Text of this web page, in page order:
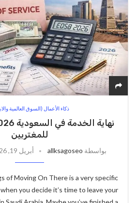
ذكاء الأعمال (السوق العالمية
للمغتربين
بواسطة allksagoseo أبريل 19, 2026
of Moving On There is a very specific
you decide it’s time to leave your